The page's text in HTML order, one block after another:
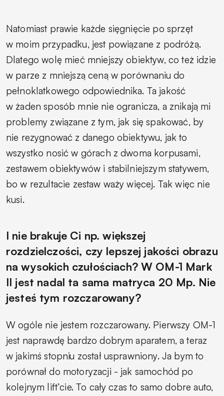
Natomiast prawie każde sięgnięcie po sprzęt
w moim przypadku, jest powiązane z podróżą.
Dlatego wolę mieć mniejszy obiektyw, co też idzie
w parze z mniejszą ceną w porównaniu do
pełnoklatkowego odpowiednika. Ta jakość
w żaden sposób mnie nie ogranicza, a znikają mi
problemy związane z tym, jak się spakować, by
nie rezygnować z danego obiektywu, jak to
wszystko nosić w górach z dwoma korpusami,
zestawem obiektywów i stabilniejszym statywem,
bo w rezultacie zestaw waży więcej. Tak więc nie
kusi.
I nie brakuje Ci np. większej
rozdzielczości, czy lepszej jakości obrazu
na wysokich czułościach? W OM-1 Mark
II jest nadal ta sama matryca 20 Mp. Nie
jesteś tym rozczarowany?
W ogóle nie jestem rozczarowany. Pierwszy OM-1
jest naprawdę bardzo dobrym aparatem, a teraz
w jakimś stopniu został usprawniony. Ja bym to
porównał do motoryzacji - jak samochód po
kolejnym lift’cie. To cały czas to samo dobre auto,